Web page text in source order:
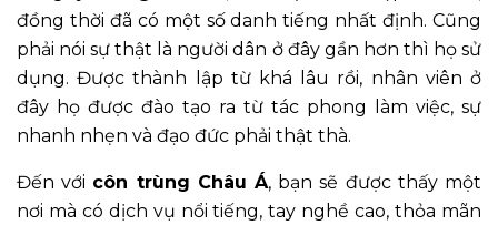
đồng thời đã có một số danh tiếng nhất định. Cũng
phải nói sự thật là người dân ở đây gần hơn thì họ sử
dụng. Được thành lập từ khá lâu rồi, nhân viên ở
đây họ được đào tạo ra từ tác phong làm việc, sự
nhanh nhẹn và đạo đức phải thật thà.
Đến với côn trùng Châu Á, bạn sẽ được thấy một
nơi mà có dịch vụ nổi tiếng, tay nghề cao, thỏa mãn